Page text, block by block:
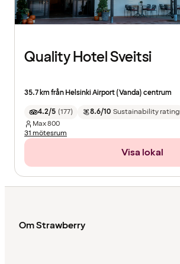
Quality Hotel Sveitsi
35.7 km från Helsinki Airport (Vanda) centrum
4.2/5 (177) 8.6/10 Sustainability rating
Max800
31 mötesrum
Visa lokal
Om Strawberry